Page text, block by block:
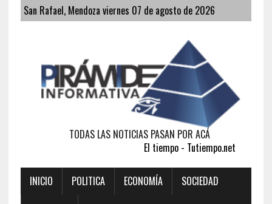
San Rafael, Mendoza viernes 07 de agosto de 2026
TODAS LAS NOTICIAS PASAN POR ACÁ
El tiempo - Tutiempo.net
INICIO POLITICA ECONOMÍA
SOCIEDAD